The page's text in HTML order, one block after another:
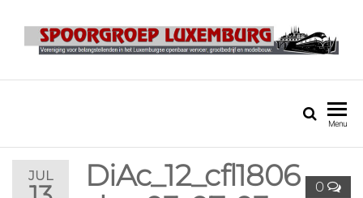
Menu
JUL
0
DiAc_12_cfl1806